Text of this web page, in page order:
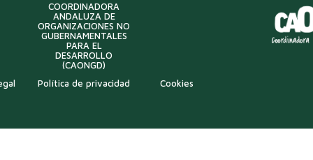
COORDINADORA
ANDALUZA DE
ORGANIZACIONES NO
GUBERNAMENTALES
PARA EL
DESARROLLO
(CAONGD)
Política de privacidad Cookies